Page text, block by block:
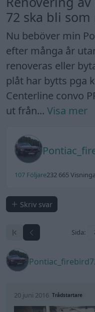
72 ska bli som
Nu beböver min
efter många år
renoveras eller
plåt har bytts pga
Centerline convo
ut från... Visa mer
107 Följare232 665
Skriv svar
Sida:
20 juni 2016 Trådstartare